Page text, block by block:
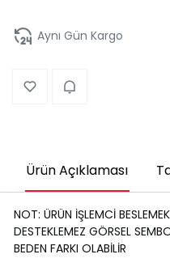
Aynı Gün Kargo
Ürün Açıklaması
NOT: ÜRÜN İŞLEMCİ
DESTEKLEMEZ GÖRSEL
BEDEN FARKI OLABİLİR